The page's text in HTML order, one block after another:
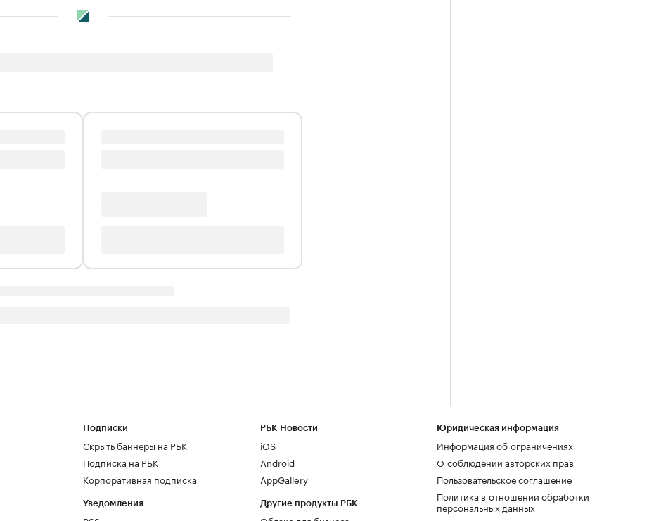
Подписки
Скрыть баннеры на РБК
Подписка на РБК
Корпоративная подписка
Уведомления
РБК Новости
iOS
Android
AppGallery
Другие продукты РБК
Юридическая информация
Информация об ограничениях
О соблюдении авторских прав
Пользовательское соглашение
Политика в отношении обработки
персональных данных